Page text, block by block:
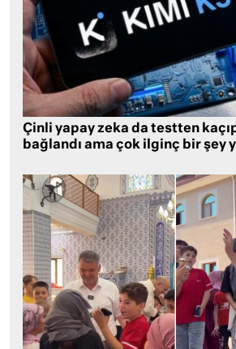
Çinli yapay zeka da testten
bağlandı ama çok ilginç bir şey